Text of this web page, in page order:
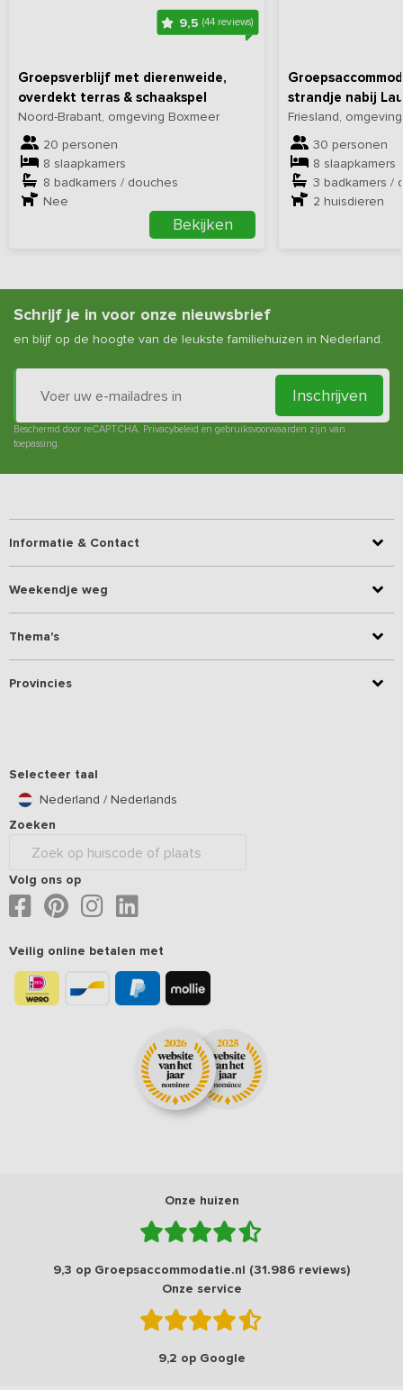
9,5(44 reviews)
Groepsverblijf met dierenweide,
overdekt terras & schaakspel
Noord-Brabant, omgeving Boxmeer
20 personen
8 slaapkamers
8 badkamers / douches
Nee
Bekijken
strandje nabij
Friesland,
30 personen
8 slaapkamers
3 badkamers /
2 huisdieren
Schrijf je in voor onze nieuwsbrief
en blijf op de hoogte van de leukste familiehuizen in Nederland.
Inschrijven
Beschermd door reCAPTCHA. Privacybeleid en gebruiksvoorwaarden zijn van
toepassing.
Informatie & Contact
Weekendje weg
Thema's
Provincies
Selecteer taal
Nederland / Nederlands
Zoeken
Volg ons op
Veilig online betalen met
Onze huizen
9,3 op Groepsaccommodatie.nl (31.986 reviews)
Onze service
9,2 op Google